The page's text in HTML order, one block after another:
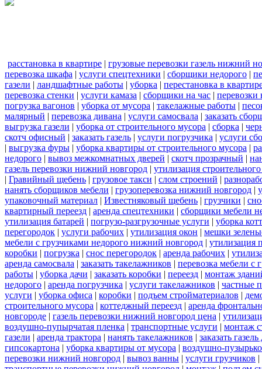
расстановка в квартире | грузовые перевозки газель нижний
перевозка шкафа | услуги спецтехники | сборщики недорого |
газели | ландшафтные работы | уборка | перестановка в
перевозка стенки | услуги камаза | сборщики на час | перевозки
погрузка вагонов | уборка от мусора | такелажные работы |
малярный | перевозка дивана | услуги самосвала | заказать
выгрузка газели | уборка от строительного мусора | сборка |
скотч офисный | заказать газель | услуги погрузчика | услуги
| выгрузка фуры | уборка квартиры от строительного мусора |
недорого | вывоз межкомнатных дверей | скотч прозрачный |
газель перевозки нижний новгород | утилизация
| Гравийный щебень | грузовое такси | слом строений |
нанять сборщиков мебели | грузоперевозка нижний новгород |
упаковочный материал | Известняковый щебень | грузчики |
квартирный переезд | аренда спецтехники | сборщики мебели
утилизация батарей | погрузо-разгрузочные услуги | уборка
перегородок | услуги рабочих | утилизация окон | мешки
мебели с грузчиками недорого нижний новгород | утилизация
коробки | погрузка | снос перегородок | аренда рабочих |
аренда самосвала | заказать такелажников | перевозка мебели с
работы | уборка дачи | заказать коробки | переезд | монтаж
недорого | аренда погрузчика | услуги такелажников | частные
услуги | уборка офиса | коробки | подъем стройматериалов |
строительного мусора | коттеджный переезд | аренда
новгороде | газель перевозки нижний новгород цена |
воздушно-пупырчатая пленка | транспортные услуги | монтаж
газели | аренда трактора | нанять такелажников | заказать
гипсокартона | уборка квартиры от мусора | воздушно-
перевозки нижний новгород | вывоз ванны | услуги грузчиков |